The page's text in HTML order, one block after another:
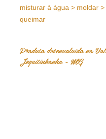
misturar à água > moldar
queimar
Produto desenvolvido no
Jequitinhonha - MG